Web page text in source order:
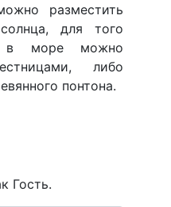
разместить
для того
в море можно
либо
понтона.
Гость.